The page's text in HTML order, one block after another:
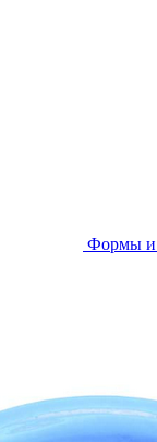
Формы и